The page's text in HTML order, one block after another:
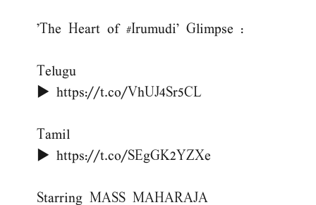
'The Heart of #Irumudi' Glimpse :
Telugu
▶️ https://t.co/VhUJ4Sr5CL
Tamil
▶️ https://t.co/SEgGK2YZXe
Starring MASS MAHARAJA